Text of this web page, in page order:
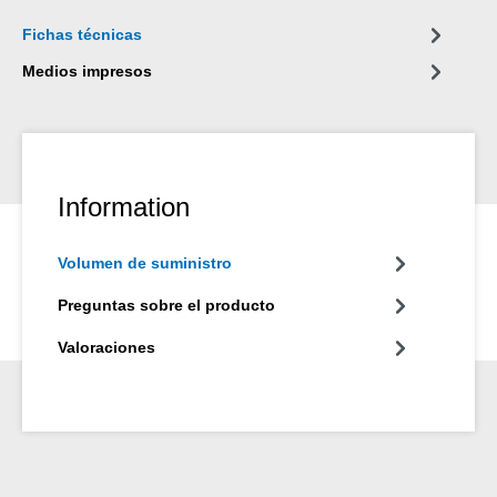
Fichas técnicas
Medios impresos
Information
Volumen de suministro
Preguntas sobre el producto
Valoraciones